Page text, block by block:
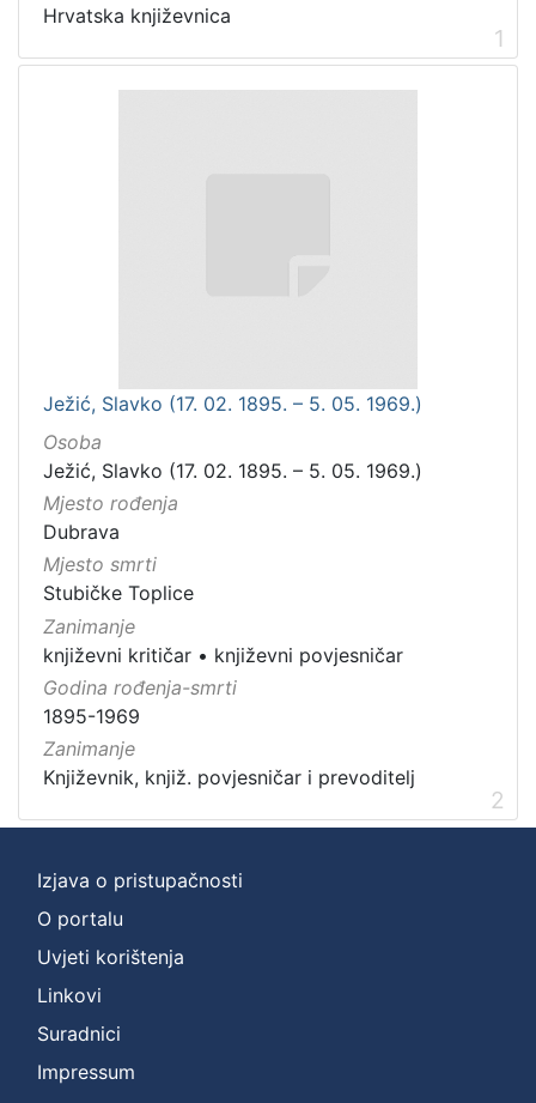
Hrvatska književnica
1
Ježić, Slavko (17. 02. 1895. – 5. 05. 1969.)
Osoba
Ježić, Slavko (17. 02. 1895. – 5. 05. 1969.)
Mjesto rođenja
Dubrava
Mjesto smrti
Stubičke Toplice
Zanimanje
književni kritičar • književni povjesničar
Godina rođenja-smrti
1895-1969
Zanimanje
Književnik, knjiž. povjesničar i prevoditelj
2
Izjava o pristupačnosti
O portalu
Uvjeti korištenja
Linkovi
Suradnici
Impressum